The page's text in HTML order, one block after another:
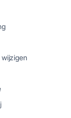
wijzigen